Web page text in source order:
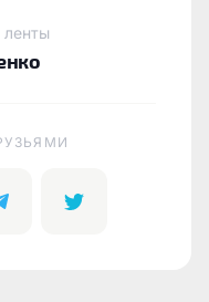
ленты